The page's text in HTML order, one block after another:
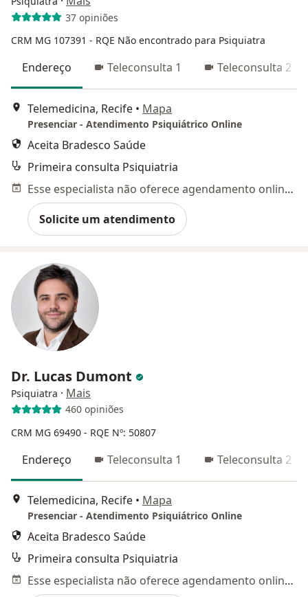
37 opiniões
CRM MG 107391 - RQE Não encontrado para Psiquiatra
Endereço Teleconsulta 1 Teleconsulta 2
Telemedicina, Recife • Mapa
Presenciar - Atendimento Psiquiátrico Online
Aceita Bradesco Saúde
Primeira consulta Psiquiatria
Esse especialista não oferece agendamento online para esse endereço.
Solicite um atendimento
Dr. Lucas Dumont
Psiquiatra · Mais
460 opiniões
CRM MG 69490 - RQE Nº: 50807
Endereço Teleconsulta 1 Teleconsulta 2
Telemedicina, Recife • Mapa
Presenciar - Atendimento Psiquiátrico Online
Aceita Bradesco Saúde
Primeira consulta Psiquiatria
Esse especialista não oferece agendamento online para esse endereço.